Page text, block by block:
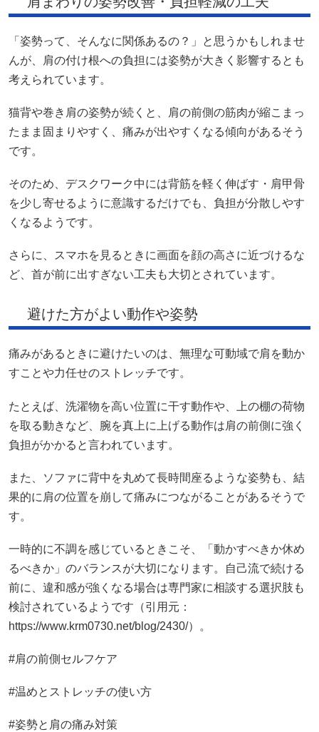
「姿勢って、そんなに関係あるの？」と思うかもしれませ
んが、肩の付け根への負担には姿勢が大きく影響するとも
考えられています。
猫背や巻き肩の姿勢が続くと、肩の前側の筋肉が縮こまっ
たまま固まりやすく、痛みが出やすくなる傾向があるそう
です。
そのため、デスクワーク中には背筋を軽く伸ばす・肩甲骨
を少し寄せるように意識するだけでも、負担が分散しやす
くなるようです。
さらに、スマホを見るときに画面を顔の高さに近づけるな
ど、首が前に出すぎない工夫も大切とされています。
避けた方がよい動作や姿勢
痛みがあるときに避けたいのは、無理な可動域で肩を動か
すことや力任せのストレッチです。
たとえば、洗濯物を高い位置に干す動作や、上の棚の荷物
を取る動きなど、腕を真上に上げる動作は肩の前側に強く
負担がかかると言われています。
また、ソファに背中を丸めて長時間座るような姿勢も、結
果的に肩の位置を崩して痛みにつながることがあるそうで
す。
一時的に不調を感じているときこそ、「動かすべきか休め
るべきか」のバランスが大切になります。自己流で続ける
前に、違和感が強くなる場合は専門家に相談する選択肢も
検討されているようです（引用元：
https://www.krm0730.net/blog/2430/）。
#肩の前側セルフケア
#温めとストレッチの使い方
#姿勢と肩の痛み対策